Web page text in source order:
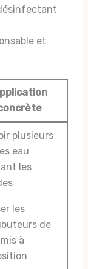
et
plusieurs
eau
les
les
de
à